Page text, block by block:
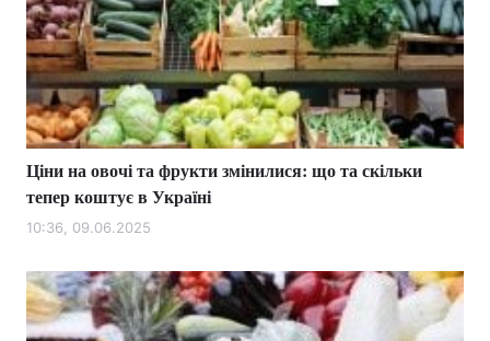
Ціни на овочі та фрукти змінилися: що та скільки
тепер коштує в Україні
10:36, 09.06.2025